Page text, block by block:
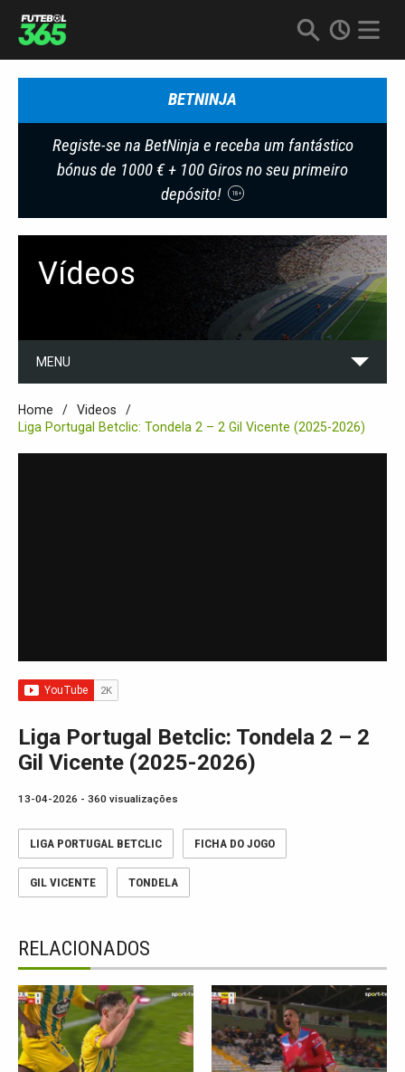
BETNINJA
Registe-se na BetNinja e receba um fantástico
bónus de 1000 € + 100 Giros no seu primeiro
depósito!
18+
Vídeos
MENU
Home
Videos
Liga Portugal Betclic: Tondela 2 – 2 Gil Vicente (2025-2026)
Liga Portugal Betclic: Tondela 2 – 2
Gil Vicente (2025-2026)
13-04-2026 - 360 visualizações
LIGA PORTUGAL BETCLIC FICHA DO JOGO
GIL VICENTE TONDELA
RELACIONADOS